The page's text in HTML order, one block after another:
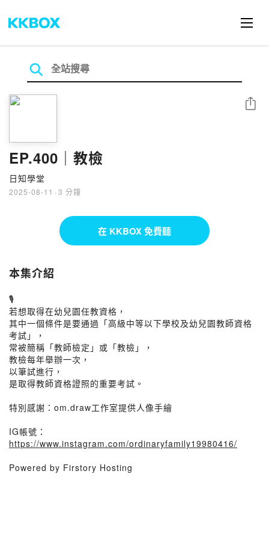
EP.400｜教檢
日知學堂
2025-08-11 · 3 分鐘
分享
在 KKBOX 免費聽
本集介紹
🎙️
若想取得在幼兒園任教資格，
其中一個條件是要通過「高級中等以下學校及幼兒園教師資格
考試」，
常被簡稱「教師檢定」或「教檢」，
教檢每年舉辦一次，
以筆試進行，
是取得教師資格證照的重要考試。
特別感謝：om.draw工作室提供人像手繪
IG帳號：
https://www.instagram.com/ordinaryfamily19980416/
Powered by Firstory Hosting